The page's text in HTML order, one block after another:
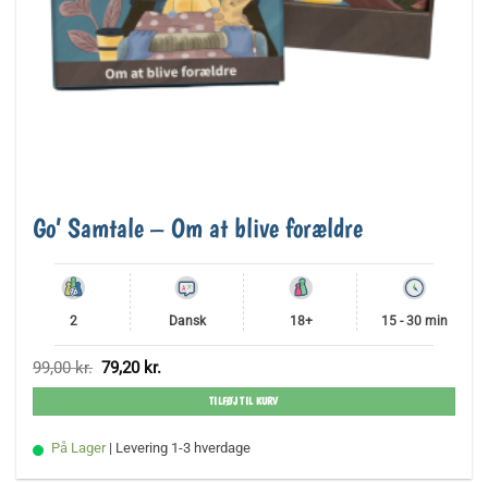
Go’ Samtale – Om at blive forældre
2 Dansk 18+ 15 - 30 min
99,00kr. Den
oprindelige
pris
99,00 kr..
79,20 kr.
aktuelle
pris
79,20 kr..
TILFØJ TIL KURV
På Lager | Levering 1-3 hverdage